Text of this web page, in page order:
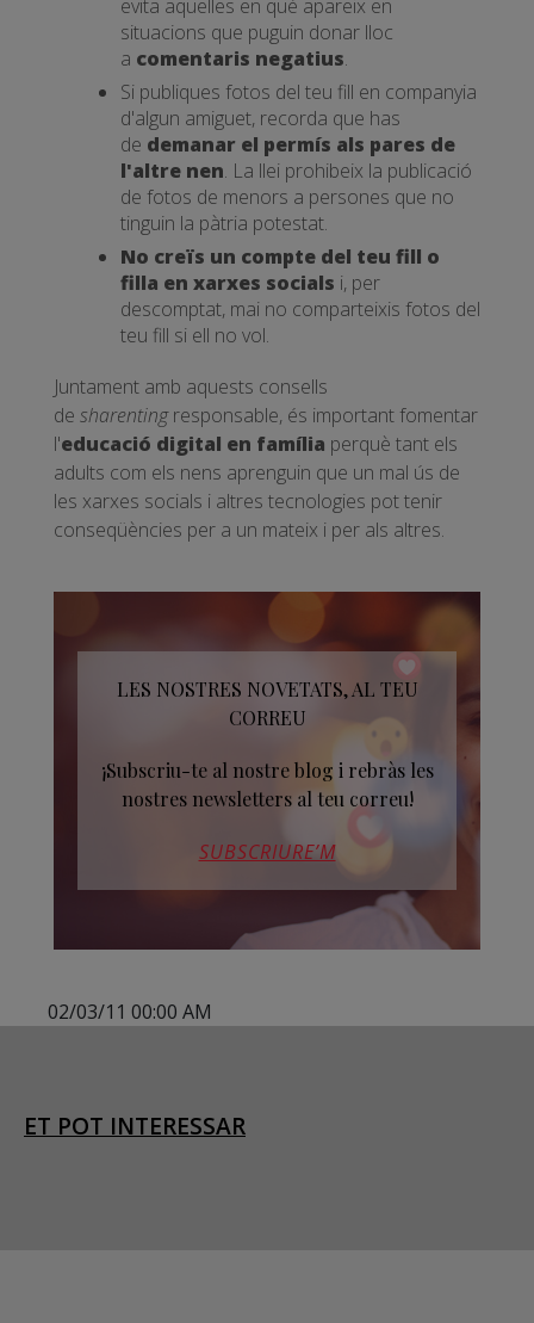
evita aquelles en què apareix en
situacions que puguin donar lloc
a comentaris negatius.
Si publiques fotos del teu fill en companyia
d'algun amiguet, recorda que has
de demanar el permís als pares de
l'altre nen. La llei prohibeix la publicació
de fotos de menors a persones que no
tinguin la pàtria potestat.
No creïs un compte del teu fill o
filla en xarxes socials i, per
descomptat, mai no comparteixis fotos del
teu fill si ell no vol.
Juntament amb aquests consells
de sharentingresponsable, és important fomentar
l'educació digital en família perquè tant els
adults com els nens aprenguin que un mal ús de
les xarxes socials i altres tecnologies pot tenir
conseqüències per a un mateix i per als altres.
LES NOSTRES NOVETATS, AL TEU
CORREU
¡Subscriu-te al nostre blog i rebràs les
nostres newsletters al teu correu!
SUBSCRIURE’M
02/03/11 00:00 AM
ET POT INTERESSAR